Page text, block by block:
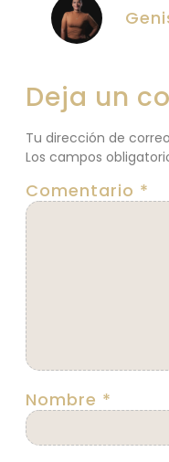
Deja un
Los campos